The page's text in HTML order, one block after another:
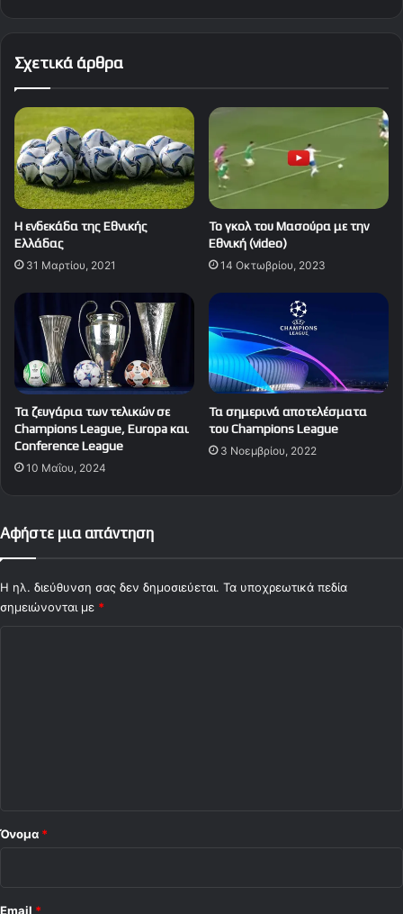
Σχετικά άρθρα
Η ενδεκάδα της Εθνικής
Ελλάδας
31 Μαρτίου, 2021
Το γκολ του Μασούρα με την
Εθνική (video)
14 Οκτωβρίου, 2023
Τα ζευγάρια των τελικών σε
Champions League, Europa και
Conference League
10 Μαΐου, 2024
Τα σημερινά αποτελέσματα
του Champions League
3 Νοεμβρίου, 2022
Αφήστε μια απάντηση
Η ηλ. διεύθυνση σας δεν δημοσιεύεται. Τα υποχρεωτικά πεδία
σημειώνονται με *
Όνομα *
Email *